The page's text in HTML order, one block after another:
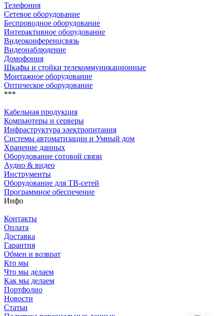
Телефония
Сетевое оборудование
Беспроводное оборудование
Интерактивное оборудование
Видеоконференцсвязь
Видеонаблюдение
Домофония
Шкафы и стойки телекоммуникационные
Монтажное оборудование
Оптическое оборудование
***
Кабельная продукция
Компьютеры и серверы
Инфраструктура электропитания
Системы автоматизации и Умный дом
Хранение данных
Оборудование сотовой связи
Аудио & видео
Инструменты
Оборудование для ТВ-сетей
Программное обеспечение
Инфо
Контакты
Оплата
Доставка
Гарантия
Обмен и возврат
Кто мы
Что мы делаем
Как мы делаем
Портфолио
Новости
Статьи